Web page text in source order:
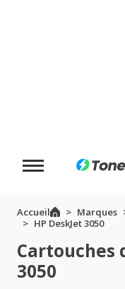
Accueil Marques
HP DeskJet 3050
Cartouches
3050